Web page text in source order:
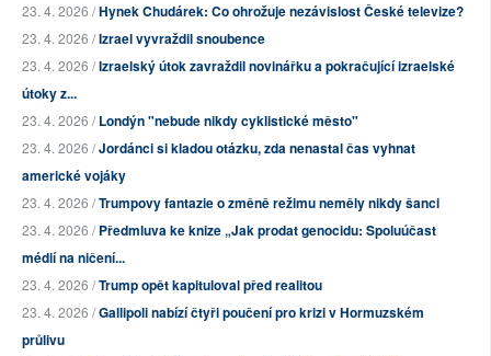
23. 4. 2026 /Hynek Chudárek: Co ohrožuje nezávislost České televize?
23. 4. 2026 /Izrael vyvraždil snoubence
23. 4. 2026 /Izraelský útok zavraždil novinářku a pokračující izraelské
útoky z...
23. 4. 2026 /Londýn "nebude nikdy cyklistické město"
23. 4. 2026 /Jordánci si kladou otázku, zda nenastal čas vyhnat
americké vojáky
23. 4. 2026 /Trumpovy fantazie o změně režimu neměly nikdy šanci
23. 4. 2026 /Předmluva ke knize „Jak prodat genocidu: Spoluúčast
médií na ničení...
23. 4. 2026 /Trump opět kapituloval před realitou
23. 4. 2026 /Gallipoli nabízí čtyři poučení pro krizi v Hormuzském
průlivu